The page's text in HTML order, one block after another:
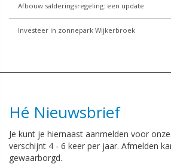
Afbouw salderingsregeling: een update
Investeer in zonnepark Wijkerbroek
Hé Nieuwsbrief
Je kunt je hiernaast aanmelden voor
verschijnt 4 - 6 keer per jaar. Afmelden
gewaarborgd.